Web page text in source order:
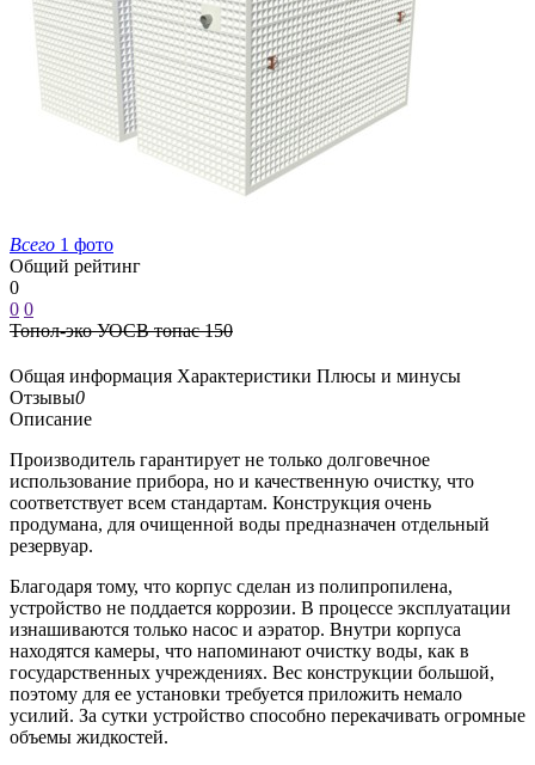
Всего 1 фото
Общий рейтинг
0
0 0
Топол-эко УОСВ топас 150
Общая информация Характеристики Плюсы и минусы
Отзывы0
Описание
Производитель гарантирует не только долговечное
использование прибора, но и качественную очистку, что
соответствует всем стандартам. Конструкция очень
продумана, для очищенной воды предназначен отдельный
резервуар.
Благодаря тому, что корпус сделан из полипропилена,
устройство не поддается коррозии. В процессе эксплуатации
изнашиваются только насос и аэратор. Внутри корпуса
находятся камеры, что напоминают очистку воды, как в
государственных учреждениях. Вес конструкции большой,
поэтому для ее установки требуется приложить немало
усилий. За сутки устройство способно перекачивать огромные
объемы жидкостей.